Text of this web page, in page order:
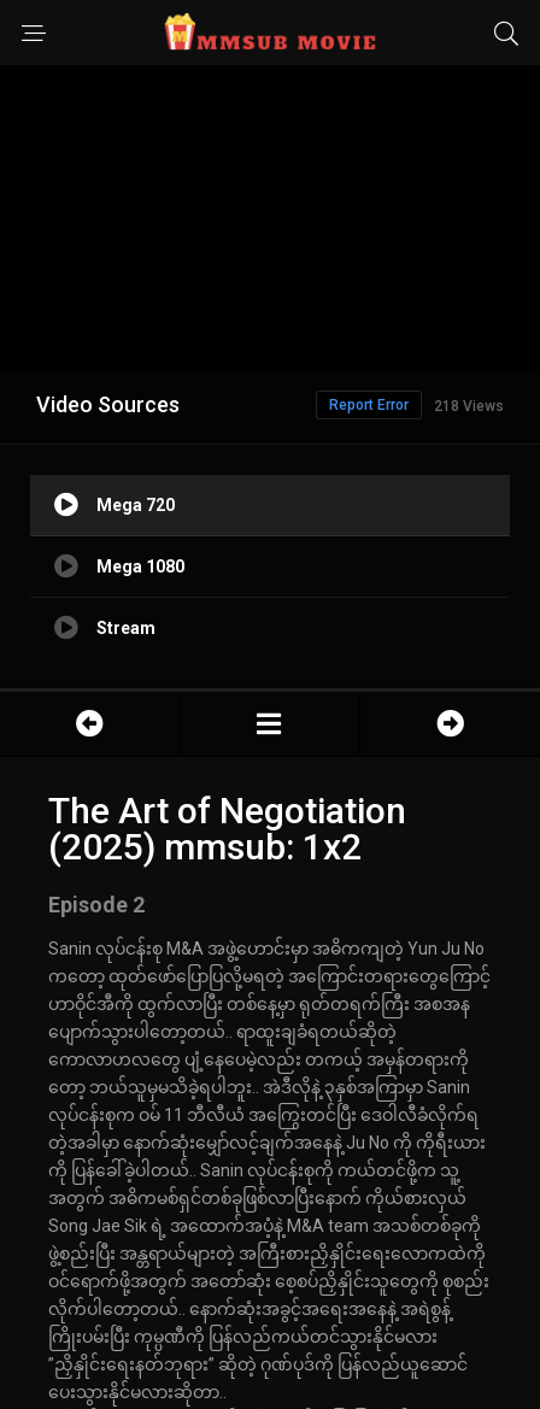
Video Sources 218 Views
Report Error
Mega 720
Mega 1080
Stream
The Art of Negotiation
(2025) mmsub: 1x2
Episode 2
Sanin လုပ်ငန်းစု M&A အဖွဲ့ဟောင်းမှာ အဓိကကျတဲ့ Yun Ju No
ကတော့ ထုတ်ဖော်ပြောပြလို့မရတဲ့ အကြောင်းတရားတွေကြောင့်
ဟာဝိုင်အီကို ထွက်လာပြီး တစ်နေ့မှာ ရုတ်တရက်ကြီး အစအန
ပျောက်သွားပါတော့တယ်.. ရာထူးချခံရတယ်ဆိုတဲ့
ကောလာဟလတွေ ပျံ့နေပေမဲ့လည်း တကယ့် အမှန်တရားကို
တော့ ဘယ်သူမှမသိခဲ့ရပါဘူး.. အဲဒီလိုနဲ့ ၃နှစ်အကြာမှာ Sanin
လုပ်ငန်းစုက ဝမ် 11 ဘီလီယံ အကြွေးတင်ပြီး ဒေဝါလီခံလိုက်ရ
တဲ့အခါမှာ နောက်ဆုံးမျှော်လင့်ချက်အနေနဲ့ Ju No ကို ကိုရီးယား
ကို ပြန်ခေါ်ခဲ့ပါတယ်.. Sanin လုပ်ငန်းစုကို ကယ်တင်ဖို့က သူ့
အတွက် အဓိကမစ်ရှင်တစ်ခုဖြစ်လာပြီးနောက် ကိုယ်စားလှယ်
Song Jae Sik ရဲ့ အထောက်အပံ့နဲ့ M&A team အသစ်တစ်ခုကို
ဖွဲ့စည်းပြီး အန္တရာယ်များတဲ့ အကြီးစားညှိနှိုင်းရေး‌လောကထဲကို
ဝင်ရောက်ဖို့အတွက် အတော်ဆုံး စေ့စပ်ညှိနှိုင်းသူတွေကို စုစည်း
လိုက်ပါတော့တယ်.. နောက်ဆုံးအခွင့်အရေးအနေနဲ့ အရဲစွန့်
ကြိုးပမ်းပြီး ကုမ္ပဏီကို ပြန်လည်ကယ်တင်သွားနိုင်မလား
”ညှိနှိုင်းရေးနတ်ဘုရား” ဆိုတဲ့ ဂုဏ်ပုဒ်ကို ပြန်လည်ယူဆောင်
ပေးသွားနိုင်မလားဆိုတာ..